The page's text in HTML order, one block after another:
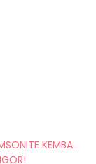
KEMBA...